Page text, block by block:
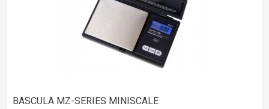
BASCULA MZ-SERIES MINISCALE